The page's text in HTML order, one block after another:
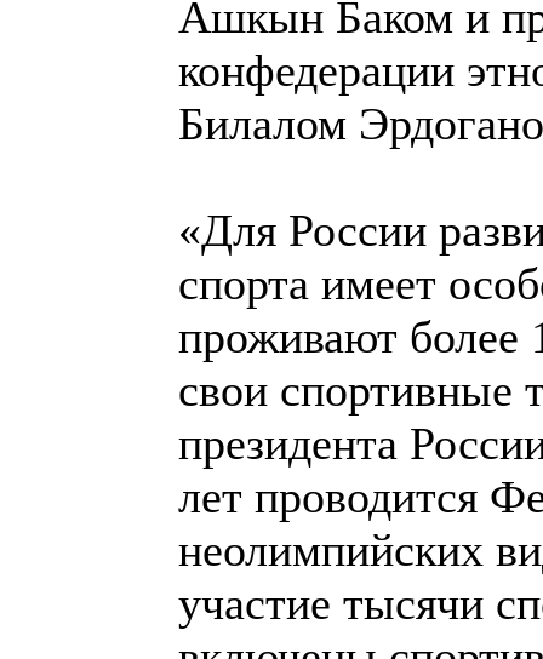
Ашкын Баком и
конфедерации
Билалом
«Для России
спорта имеет
проживают более
свои спортивные
президента
лет проводится
неолимпийских
участие тысячи